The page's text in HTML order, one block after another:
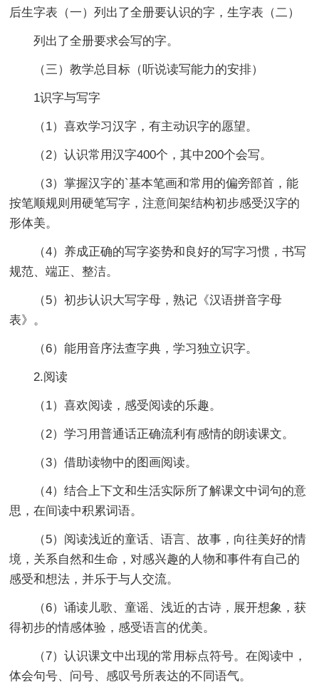
后生字表（一）列出了全册要认识的字，生字表（二）
列出了全册要求会写的字。
（三）教学总目标（听说读写能力的安排）
1识字与写字
（1）喜欢学习汉字，有主动识字的愿望。
（2）认识常用汉字400个，其中200个会写。
（3）掌握汉字的`基本笔画和常用的偏旁部首，能
按笔顺规则用硬笔写字，注意间架结构初步感受汉字的
形体美。
（4）养成正确的写字姿势和良好的写字习惯，书写
规范、端正、整洁。
（5）初步认识大写字母，熟记《汉语拼音字母
表》。
（6）能用音序法查字典，学习独立识字。
2.阅读
（1）喜欢阅读，感受阅读的乐趣。
（2）学习用普通话正确流利有感情的朗读课文。
（3）借助读物中的图画阅读。
（4）结合上下文和生活实际所了解课文中词句的意
思，在间读中积累词语。
（5）阅读浅近的童话、语言、故事，向往美好的情
境，关系自然和生命，对感兴趣的人物和事件有自己的
感受和想法，并乐于与人交流。
（6）诵读儿歌、童谣、浅近的古诗，展开想象，获
得初步的情感体验，感受语言的优美。
（7）认识课文中出现的常用标点符号。在阅读中，
体会句号、问号、感叹号所表达的不同语气。